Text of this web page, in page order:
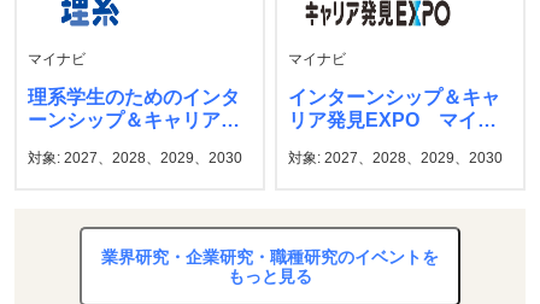
マイナビ
理系学生のためのインタ
ーンシップ＆キャリア発
対象: 2027、2028、2029、2030
マイナビ
インターンシップ＆キャ
リア発見EXPO マイナ
対象: 2027、2028、2029、2030
業界研究・企業研究・職種研究のイベントを
もっと見る